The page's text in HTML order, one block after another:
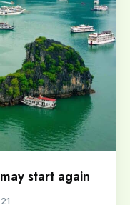
start again